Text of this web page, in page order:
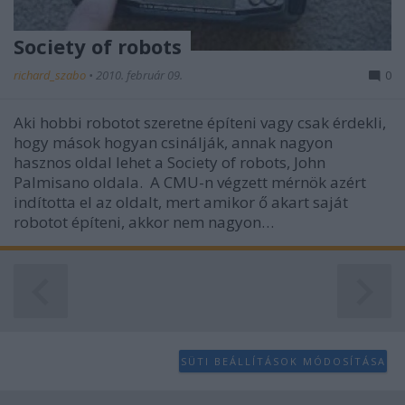
Society of robots
richard_szabo • 2010. február 09. 0
Aki hobbi robotot szeretne építeni vagy csak érdekli,
hogy mások hogyan csinálják, annak nagyon
hasznos oldal lehet a Society of robots, John
Palmisano oldala. A CMU-n végzett mérnök azért
indította el az oldalt, mert amikor ő akart saját
robotot építeni, akkor nem nagyon…
SÜTI BEÁLLÍTÁSOK MÓDOSÍTÁSA